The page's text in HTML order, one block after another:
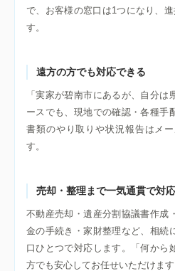
で、お客様の窓口は1つになり、
す。
遠方の方でも対応できる
「実家が碧南市にあるが、自分
ースでも、現地での確認・各種手
書類のやり取りや状況報告はメ
す。
売却・整理まで一気通貫で対応
不動産売却・遺産分割協議書作成
金の手続き・家財整理など、相続
口ひとつで対応します。「何から
方でも安心してお任せいただけます